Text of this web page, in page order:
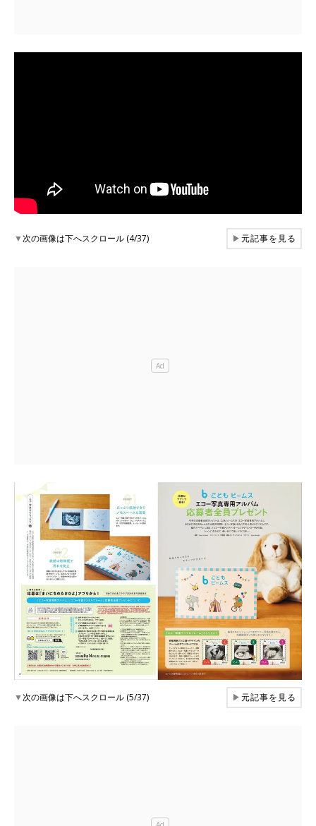
▼次の画像は下へスクロール (4/37) ▶元記事を見る
▼次の画像は下へスクロール (5/37) ▶元記事を見る